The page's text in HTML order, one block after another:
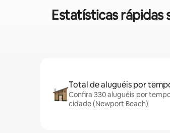
Estatísticas
Total de aluguéis por
Confira 330 aluguéis por
cidade (Newport Beach)